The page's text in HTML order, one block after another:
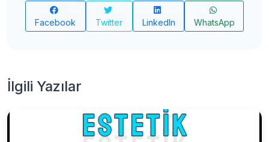
Facebook Twitter LinkedIn WhatsApp
İlgili Yazılar